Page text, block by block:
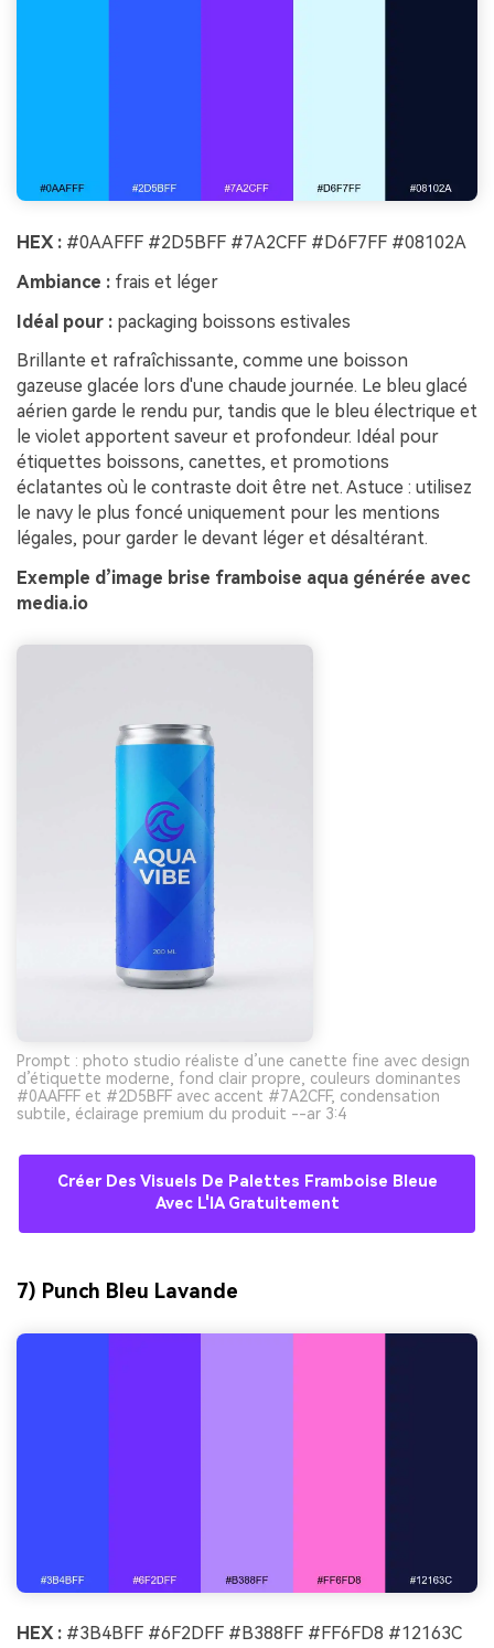
HEX : #0AAFFF #2D5BFF #7A2CFF #D6F7FF #08102A
Ambiance : frais et léger
Idéal pour : packaging boissons estivales
Brillante et rafraîchissante, comme une boisson
gazeuse glacée lors d'une chaude journée. Le bleu glacé
aérien garde le rendu pur, tandis que le bleu électrique et
le violet apportent saveur et profondeur. Idéal pour
étiquettes boissons, canettes, et promotions
éclatantes où le contraste doit être net. Astuce : utilisez
le navy le plus foncé uniquement pour les mentions
légales, pour garder le devant léger et désaltérant.
Exemple d’image brise framboise aqua générée avec
media.io
Prompt : photo studio réaliste d’une canette fine avec design
d’étiquette moderne, fond clair propre, couleurs dominantes
#0AAFFF et #2D5BFF avec accent #7A2CFF, condensation
subtile, éclairage premium du produit --ar 3:4
Créer Des Visuels De Palettes Framboise Bleue
Avec L'IA Gratuitement
7) Punch Bleu Lavande
HEX : #3B4BFF #6F2DFF #B388FF #FF6FD8 #12163C